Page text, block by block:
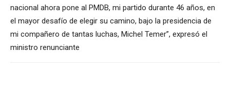
nacional ahora pone al PMDB, mi partido durante 46 años, en
el mayor desafío de elegir su camino, bajo la presidencia de
mi compañero de tantas luchas, Michel Temer”, expresó el
ministro renunciante